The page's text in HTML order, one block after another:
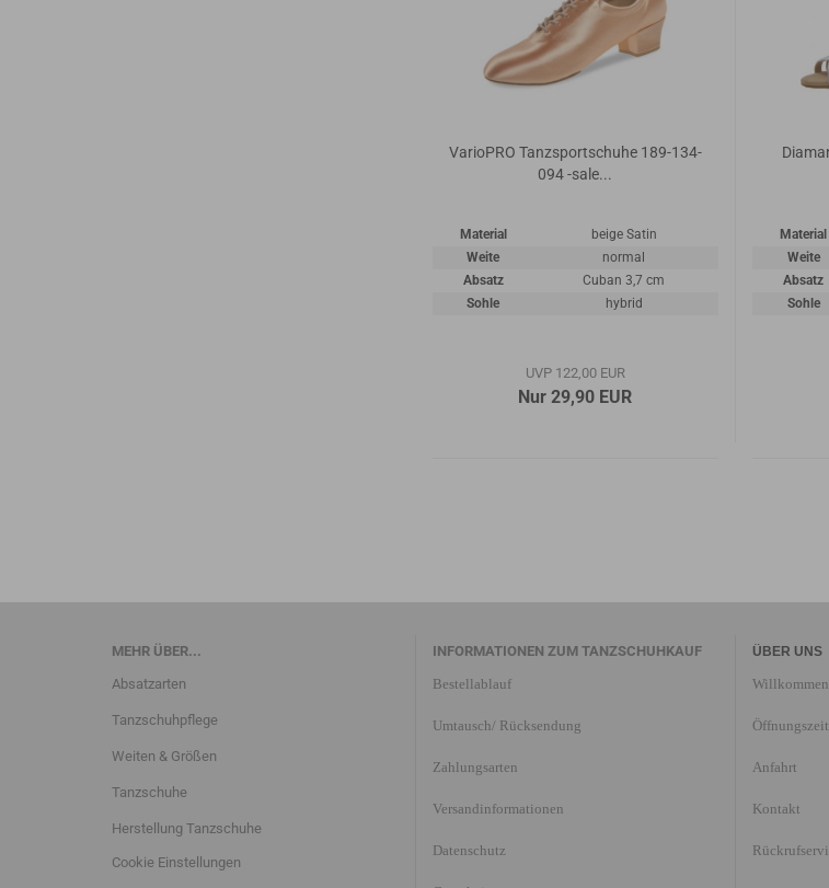
VarioPRO Tanzsportschuhe 189-134-
094 -sale...
Material
beige Satin
Weite
normal
Absatz
Cuban 3,7 cm
Sohle
hybrid
UVP 122,00 EUR
Nur 29,90 EUR
Material
Weite
Absatz
Sohle
MEHR ÜBER...
Absatzarten
Tanzschuhpflege
Weiten & Größen
Tanzschuhe
Herstellung Tanzschuhe
Cookie Einstellungen
INFORMATIONEN ZUM TANZSCHUHKAUF
Bestellablauf
Umtausch/ Rücksendung
Zahlungsarten
Versandinformationen
Datenschutz
ÜBER UNS
Willkommen
Anfahrt
Kontakt